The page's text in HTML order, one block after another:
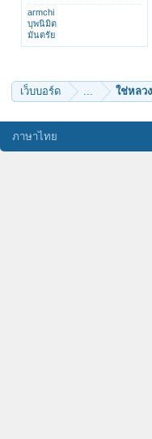
armchi
บุพนิมิต
มันตรัย
เว็บบอร์ด ... ใช่หลว
ภาษาไทย